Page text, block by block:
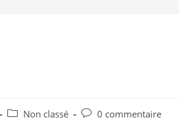
Non classé 0 commentaire